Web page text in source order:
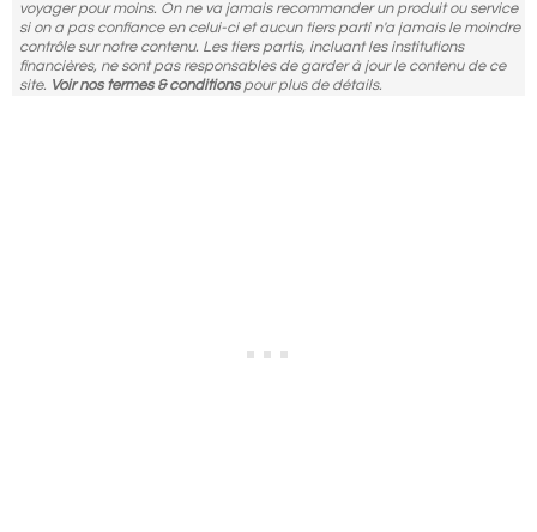
voyager pour moins. On ne va jamais recommander un produit ou service
si on a pas confiance en celui-ci et aucun tiers parti n'a jamais le moindre
contrôle sur notre contenu. Les tiers partis, incluant les institutions
financières, ne sont pas responsables de garder à jour le contenu de ce
site. Voir nos termes & conditionspour plus de détails.